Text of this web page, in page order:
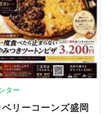
ター
リーコーンズ盛岡